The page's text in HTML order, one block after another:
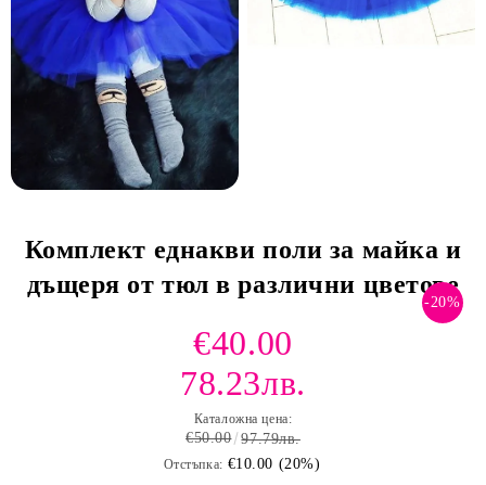
Комплект еднакви поли за майка и
дъщеря от тюл в различни цветове
-20%
€40.00
78.23лв.
Каталожна цена:
€50.00 97.79лв.
Отстъпка: €10.00 (20%)